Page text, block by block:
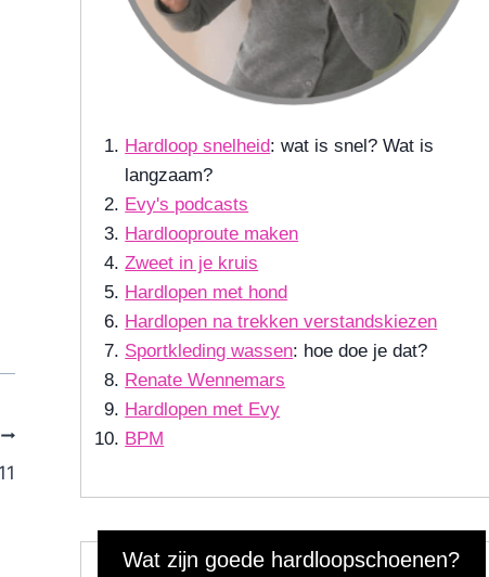
Hardloop snelheid: wat is snel? Wat is
langzaam?
Evy's podcasts
Hardlooproute maken
Zweet in je kruis
Hardlopen met hond
Hardlopen na trekken verstandskiezen
Sportkleding wassen: hoe doe je dat?
Renate Wennemars
Hardlopen met Evy
BPM
Wat zijn goede hardloopschoenen?